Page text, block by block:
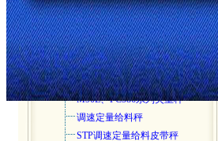
GZT振动给料机
GZL高效电磁振动给料机
K系列往复式给煤机
螺旋称重给料机
电子皮带秤系列
M90L、PC586系列失重秤
调速定量给料秤
STP调速定量给料皮带秤